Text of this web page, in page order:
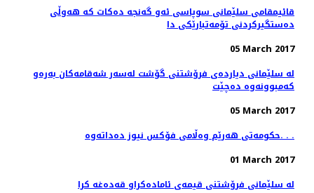
قائیمقامی سلێمانی سوپاسی ئه‌و گه‌نجه‌ ده‌كات كه‌ هه‌وڵی
ده‌ستگیركردنی تۆمه‌تبارێكی دا
05 March 2017
له‌ سلێمانی دیارده‌ی فرۆشتنی گۆشت له‌سه‌ر شه‌قامه‌كان به‌ره‌و
كه‌مبوونه‌وه‌ ده‌چێت
05 March 2017
حکومەتی هەرێم وەڵامی فۆکس نیوز دەداتەوە. . .
01 March 2017
له‌ سلێمانی فرۆشتنی قیمه‌ی ئاماده‌كراو قه‌ده‌غه‌ كرا